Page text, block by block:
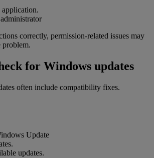
correctly, permission-related issues may
problem.
for Windows updates
often include compatibility fixes.
Update
updates.